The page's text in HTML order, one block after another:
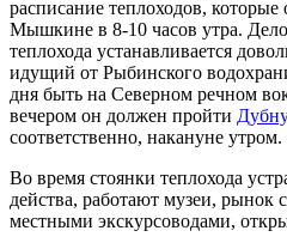
расписание теплоходов,
Мышкине в 8-10 часов утра.
теплохода устанавливается
идущий от Рыбинского
дня быть на Северном речном
вечером он должен пройти Дубну
соответственно, накануне утром.
Во время стоянки теплохода
действа, работают музеи, рынок
местными экскурсоводами,